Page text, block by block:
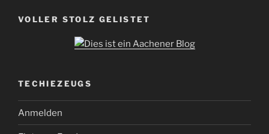
VOLLER STOLZ GELISTET
TECHIEZEUGS
Anmelden